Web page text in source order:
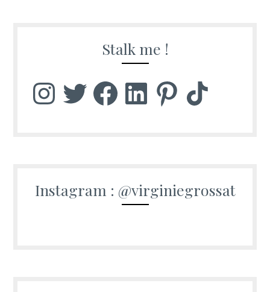
Stalk me !
InstagramTwitter FacebookLinkedInPinterest TikTok
Instagram : @virginiegrossat